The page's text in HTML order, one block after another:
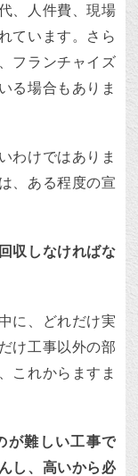
、人件費、現場
ています。さら
フランチャイズ
る場合もありま
わけではありま
、ある程度の宣
収しなければな
に、どれだけ実
け工事以外の部
これからますま
が難しい工事で
し、高いから必